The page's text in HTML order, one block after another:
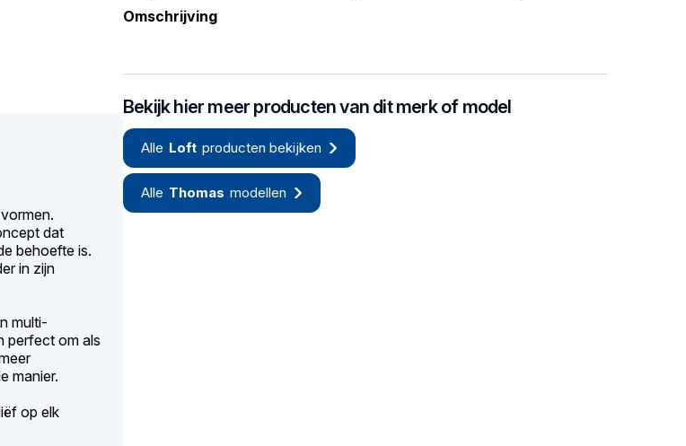
dat
behoefte is.
in zijn
multi-
perfect om als
manier.
op elk
Omschrijving
Bekijk hier meer producten van dit merk of model
Alle Loft producten bekijken
Alle Thomas modellen